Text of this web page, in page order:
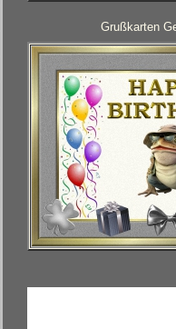
Grußkarten